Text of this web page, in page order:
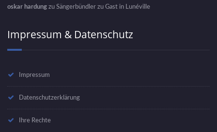
oskar hardung zu Sängerbündler zu Gast in Lunéville
Impressum & Datenschutz
Impressum
Datenschutzerklärung
Ihre Rechte